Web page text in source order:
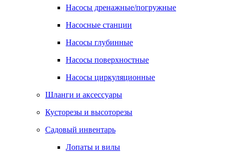
Насосы дренажные/погружные
Насосные станции
Насосы глубинные
Насосы поверхностные
Насосы циркуляционные
Шланги и аксессуары
Кусторезы и высоторезы
Садовый инвентарь
Лопаты и вилы